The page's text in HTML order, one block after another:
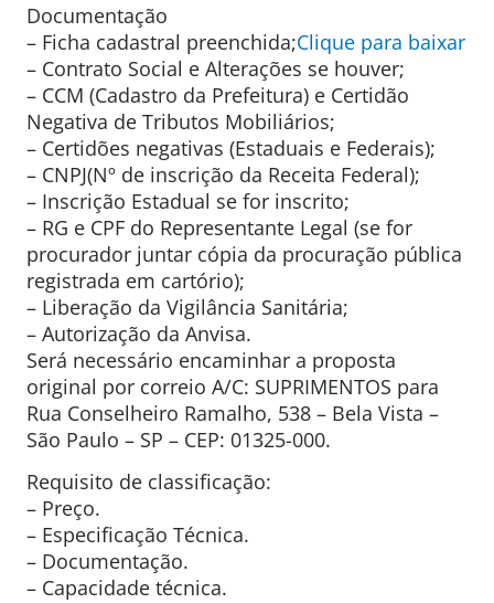
Documentação
– Ficha cadastral preenchida;Clique para baixar
– Contrato Social e Alterações se houver;
– CCM (Cadastro da Prefeitura) e Certidão
Negativa de Tributos Mobiliários;
– Certidões negativas (Estaduais e Federais);
– CNPJ(Nº de inscrição da Receita Federal);
– Inscrição Estadual se for inscrito;
– RG e CPF do Representante Legal (se for
procurador juntar cópia da procuração pública
registrada em cartório);
– Liberação da Vigilância Sanitária;
– Autorização da Anvisa.
Será necessário encaminhar a proposta
original por correio A/C: SUPRIMENTOS para
Rua Conselheiro Ramalho, 538 – Bela Vista –
São Paulo – SP – CEP: 01325-000.
Requisito de classificação:
– Preço.
– Especificação Técnica.
– Documentação.
– Capacidade técnica.